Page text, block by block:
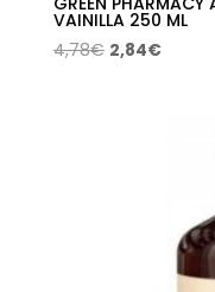
VAINILLA 250 ML
4,78€ El
2,84€El